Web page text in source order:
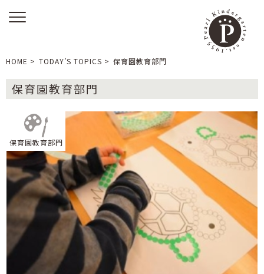
HOME > TODAY’S TOPICS > 保育園教育部門
保育園教育部門
保育園教育部門